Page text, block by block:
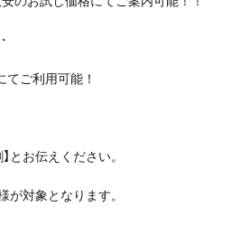
てご利用可能！
とお伝えください。
対象となります。